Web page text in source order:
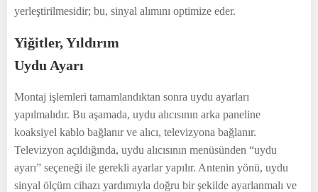
yerleştirilmesidir; bu, sinyal alımını optimize eder.
Yiğitler, Yıldırım
Uydu Ayarı
Montaj işlemleri tamamlandıktan sonra uydu ayarları
yapılmalıdır. Bu aşamada, uydu alıcısının arka paneline
koaksiyel kablo bağlanır ve alıcı, televizyona bağlanır.
Televizyon açıldığında, uydu alıcısının menüsünden “uydu
ayarı” seçeneği ile gerekli ayarlar yapılır. Antenin yönü, uydu
sinyal ölçüm cihazı yardımıyla doğru bir şekilde ayarlanmalı ve